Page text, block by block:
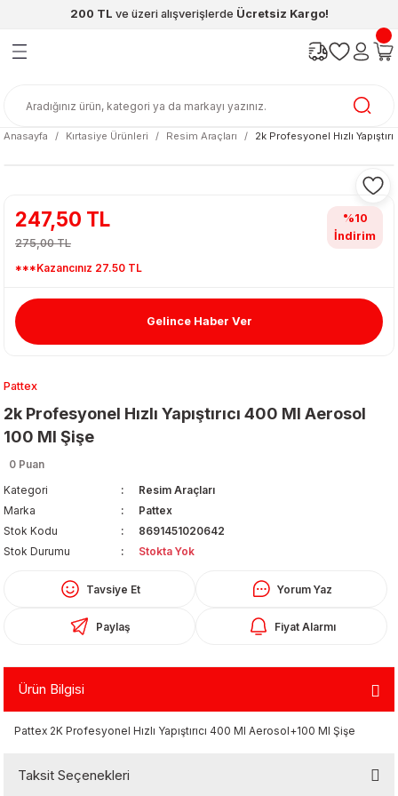
200 TL ve üzeri alışverişlerde Ücretsiz Kargo!
Geri Dön
Geri Dön
& Matara
Geri Dön
Geri Dön
Geri Dön
Geri Dön
Anasayfa
Kırtasiye Ürünleri Resim Araçları 2k Profesyonel Hızlı
Pattex
2k Profesyonel Hızlı Yapıştırıcı 400 Ml Aerosol
100 Ml Şişe
0 Puan
Kategori
Resim Araçları
Marka
Pattex
Stok Kodu
8691451020642
Stok Durumu
Stokta Yok
Tavsiye Et Yorum Yaz
Paylaş Fiyat Alarmı
247,50 TL
275,00 TL
***Kazancınız 27.50 TL
%10
İndirim
Gelince Haber Ver
Ürün Bilgisi
Pattex 2K Profesyonel Hızlı Yapıştırıcı 400 Ml Aerosol+100 Ml Şişe
Taksit Seçenekleri